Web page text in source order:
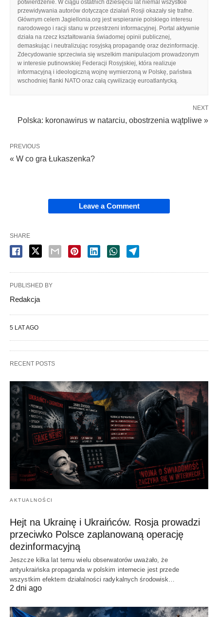
potwierdzenie. W ciągu ostatnich dziesięciu lat niemal wszystkie
przewidywania autorów dotyczące działań Rosji okazały się trafne.
Głównym celem Jagiellonia.org jest wspieranie polskiego interesu
narodowego i racji stanu w przestrzeni informacyjnej. Portal aktywnie
działa na rzecz kształtowania świadomej opinii publicznej,
demaskując i neutralizując rosyjską propagandę oraz dezinformację.
Zdecydowanie sprzeciwia się wszelkim manipulacjom prowadzonym
w interesie putinowskiej Federacji Rosyjskiej, która realizuje
informacyjną i ideologiczną wojnę wymierzoną w Polskę, państwa
wschodniej flanki NATO oraz całą cywilizację euroatlantycką.
NEXT
Polska: koronawirus w natarciu, obostrzenia wątpliwe »
PREVIOUS
« W co gra Łukaszenka?
Leave a Comment
SHARE
PUBLISHED BY
Redakcja
5 LAT AGO
RECENT POSTS
AKTUALNOŚCI
Hejt na Ukrainę i Ukraińców. Rosja prowadzi
przeciwko Polsce zaplanowaną operację
dezinformacyjną
Jeszcze kilka lat temu wielu obserwatorów uważało, że
antyukraińska propaganda w polskim internecie jest przede
wszystkim efektem działalności radykalnych środowisk…
2 dni ago